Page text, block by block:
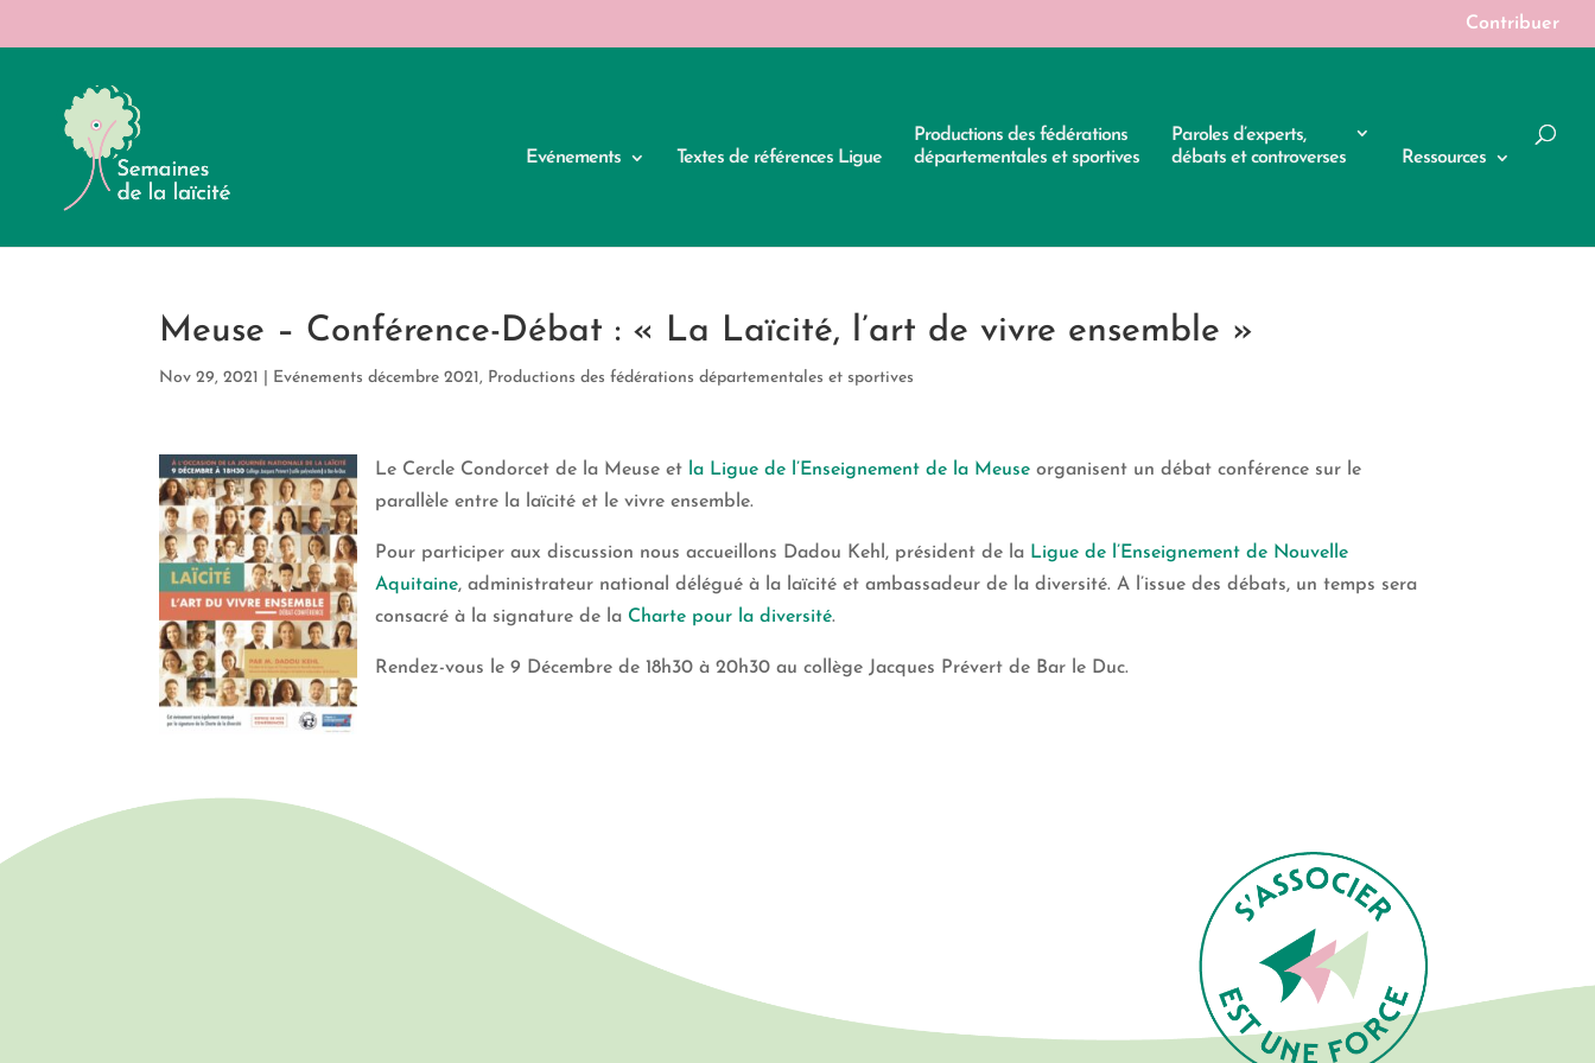
Contribuer
Evénements Textes de références Ligue
Productions des fédérations
départementales et sportives
Paroles d’experts,
débats et controverses
Ressources
Meuse – Conférence-Débat : « La Laïcité, l’art de vivre ensemble »
Nov 29, 2021 Evénements décembre 2021, Productions des fédérations départementales et sportives
Le Cercle Condorcet de la Meuse et la Ligue de l’Enseignement de la Meuse organisent un débat conférence sur le
parallèle entre la laïcité et le vivre ensemble.
Pour participer aux discussion nous accueillons Dadou Kehl, président de la Ligue de l’Enseignement de Nouvelle
Aquitaine, administrateur national délégué à la laïcité et ambassadeur de la diversité. A l’issue des débats, un temps sera
consacré à la signature de la Charte pour la diversité.
Rendez-vous le 9 Décembre de 18h30 à 20h30 au collège Jacques Prévert de Bar le Duc.